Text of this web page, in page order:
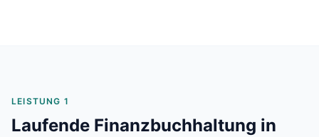
LEISTUNG 1
Laufende Finanzbuchhaltung in